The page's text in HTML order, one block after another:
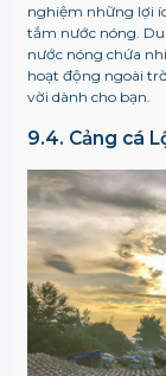
nghiệm những lợi
tắm nước nóng.
nước nóng chứa
hoạt động ngoài
vời dành cho bạn.
9.4. Cảng cá